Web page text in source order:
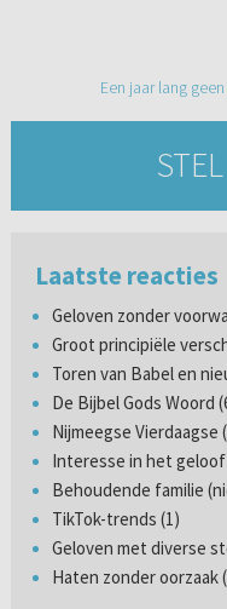
Een jaar lang
Laatste reacties
Geloven zonder
Groot principiële
Toren van Babel en
De Bijbel Gods Woord
Nijmeegse Vierdaagse
Interesse in het geloof
Behoudende familie
TikTok-trends (1)
Geloven met diverse
Haten zonder oorzaak